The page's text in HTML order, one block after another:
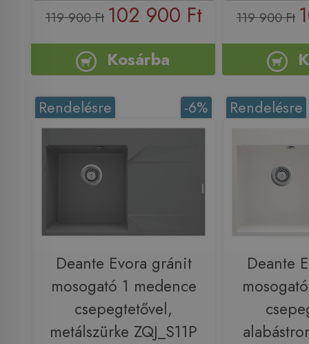
119 900 Ft 102 900 Ft
Kosárba
119 900 Ft
-6%
Rendelésre
Deante Evora gránit
mosogató 1 medence
csepegtetővel,
metálszürke ZQJ_S11P
Rendelésre
Deante